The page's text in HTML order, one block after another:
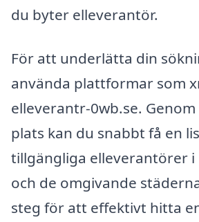
du byter elleverantör.
För att underlätta din
använda plattformar som
elleverantr-0wb.se.
plats kan du snabbt få en
tillgängliga elleverantörer i
och de omgivande
steg för att effektivt hitta